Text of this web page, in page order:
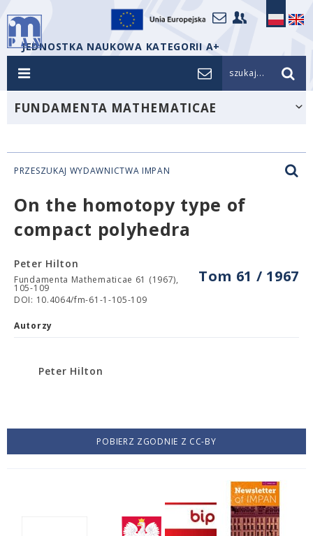
JEDNOSTKA NAUKOWA KATEGORII A+
szukaj...
FUNDAMENTA MATHEMATICAE
PRZESZUKAJ WYDAWNICTWA IMPAN
On the homotopy type of
compact polyhedra
Tom 61 / 1967
Peter Hilton
Fundamenta Mathematicae 61 (1967),
105-109
DOI: 10.4064/fm-61-1-105-109
Autorzy
Peter Hilton
POBIERZ ZGODNIE Z CC-BY